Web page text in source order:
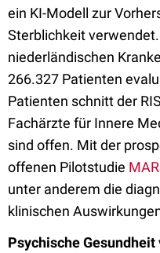
ein KI-Modell zur
Sterblichkeit
niederländischen
266.327 Patienten
Patienten schnitt der
Fachärzte für Innere
sind offen. Mit der
offenen Pilotstudie
unter anderem die
klinischen
Psychische